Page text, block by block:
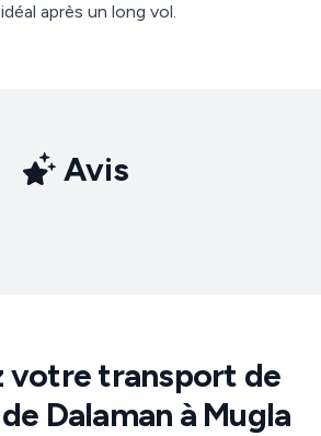
après un long vol.
Avis
votre transport de
Dalaman à Mugla